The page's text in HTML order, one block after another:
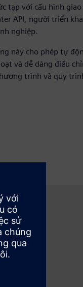
tạp với cấu hình
API, người triển
nghiệp.
này cho phép tự
và dễ dàng điều
trình và quy